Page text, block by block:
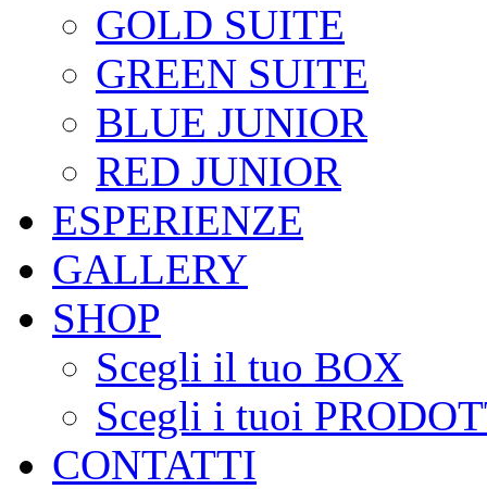
GOLD SUITE
GREEN SUITE
BLUE JUNIOR
RED JUNIOR
ESPERIENZE
GALLERY
SHOP
Scegli il tuo BOX
Scegli i tuoi
CONTATTI